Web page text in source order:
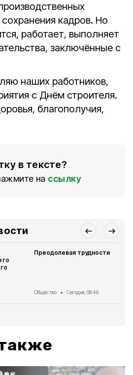
кадров. Но
работает, выполняет
заключённые с
наших работников,
с Днём строителя.
благополучия,
в тексте?
на ссылку
Преодолевая трудности
Общество Сегодня, 08:46